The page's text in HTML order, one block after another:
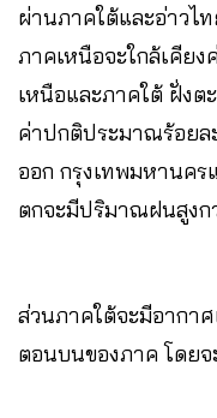
ผ่านภาคใต้และอ่าวไ
ภาคเหนือจะใกล้เคีย
เหนือและภาคใต้ ฝั่ง
ค่าปกติประมาณร้อยล
ออก กรุงเทพมหานค
ตกจะมีปริมาณฝนสูง
ส่วนภาคใต้จะมีอากา
ตอนบนของภาค โดย